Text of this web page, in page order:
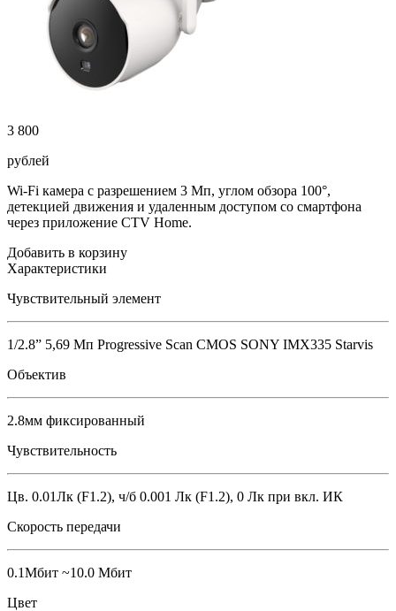
3 800
рублей
Wi-Fi камера с разрешением 3 Мп, углом обзора 100°,
детекцией движения и удаленным доступом со смартфона
через приложение CTV Home.
Добавить в корзину
Характеристики
Чувствительный элемент
1/2.8” 5,69 Мп Progressive Scan CMOS SONY IMX335 Starvis
Объектив
2.8мм фиксированный
Чувствительность
Цв. 0.01Лк (F1.2), ч/б 0.001 Лк (F1.2), 0 Лк при вкл. ИК
Скорость передачи
0.1Мбит ~10.0 Мбит
Цвет